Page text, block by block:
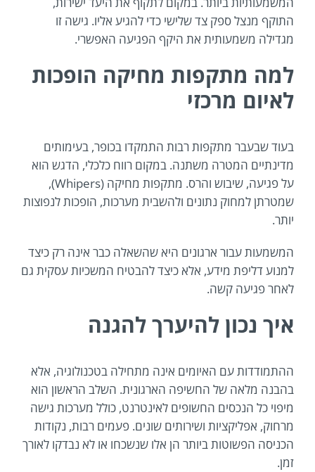
התוקף מנצל ספק צד שלישי כדי להגיע אליו. גישה זו
מגדילה משמעותית את היקף הפגיעה האפשרי.
למה מתקפות מחיקה הופכות
לאיום מרכזי
בעוד שבעבר מתקפות רבות התמקדו בכופר, בעימותים
מדינתיים המטרה משתנה. במקום רווח כלכלי, הדגש הוא
על פגיעה, שיבוש והרס. מתקפות מחיקה (Whipers),
שמטרתן למחוק נתונים ולהשבית מערכות, הופכות לנפוצות
יותר.
המשמעות עבור ארגונים היא שהשאלה כבר אינה רק כיצד
למנוע דליפת מידע, אלא כיצד להבטיח המשכיות עסקית גם
לאחר פגיעה קשה.
איך נכון להיערך להגנה
ההתמודדות עם האיומים אינה מתחילה בטכנולוגיה, אלא
בהבנה מלאה של החשיפה הארגונית. השלב הראשון הוא
מיפוי כל הנכסים החשופים לאינטרנט, כולל מערכות גישה
מרחוק, אפליקציות ושירותים שונים. פעמים רבות, נקודות
הכניסה הפשוטות ביותר הן אלו שנשכחו או לא נבדקו לאורך
זמן.